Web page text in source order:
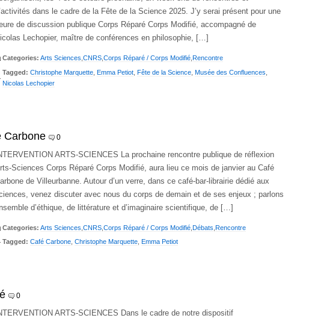
dans le cadre de la Fête de la Science 2025. J’y serai présent pour une
de discussion publique Corps Réparé Corps Modifié, accompagné de
Lechopier, maître de conférences en philosophie, […]
Categories: Arts Sciences CNRS Corps Réparé / Corps Modifié Rencontre
Tagged: Christophe Marquette Emma Petiot Fête de la Science Musée des Confluences
Nicolas Lechopier
Carbone 0
ARTS-SCIENCES La prochaine rencontre publique de réflexion
Sciences Corps Réparé Corps Modifié, aura lieu ce mois de janvier au Café
de Villeurbanne. Autour d’un verre, dans ce café-bar-librairie dédié aux
venez discuter avec nous du corps de demain et de ses enjeux ; parlons
d’éthique, de littérature et d’imaginaire scientifique, de […]
Categories: Arts Sciences CNRS Corps Réparé / Corps Modifié Débats Rencontre
Tagged: Café Carbone Christophe Marquette Emma Petiot
0
ARTS-SCIENCES Dans le cadre de notre dispositif